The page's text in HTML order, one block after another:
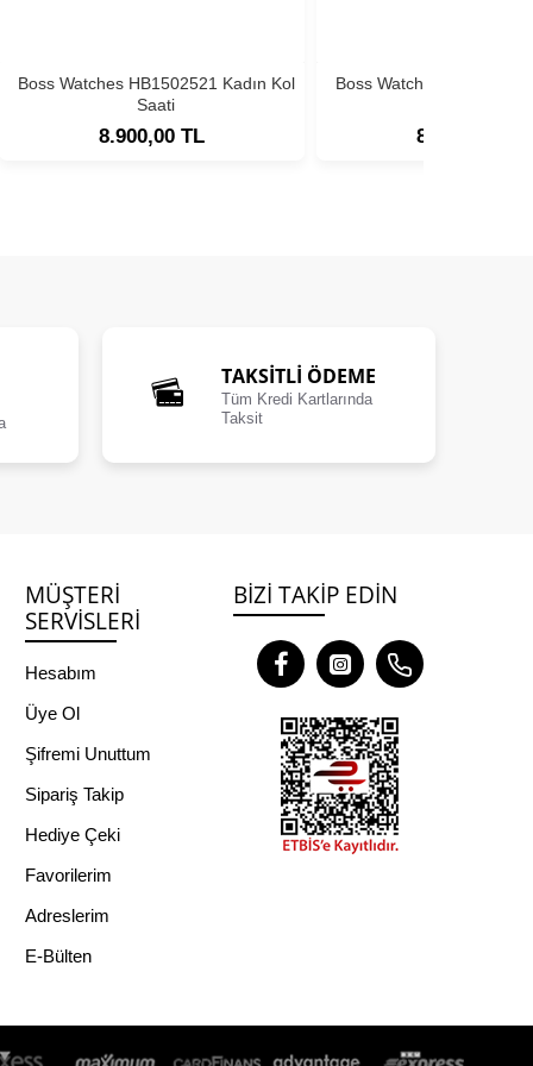
Boss Watches HB1502521 Kadın Kol
Saati
8.900,00 TL
Boss Watches
8.900,00 TL
TAKSİTLİ ÖDEME
Tüm Kredi Kartlarında
Taksit
MÜŞTERI
SERVISLERI
Hesabım
Üye Ol
Şifremi Unuttum
Sipariş Takip
Hediye Çeki
Favorilerim
Adreslerim
E-Bülten
BIZI TAKIP EDIN